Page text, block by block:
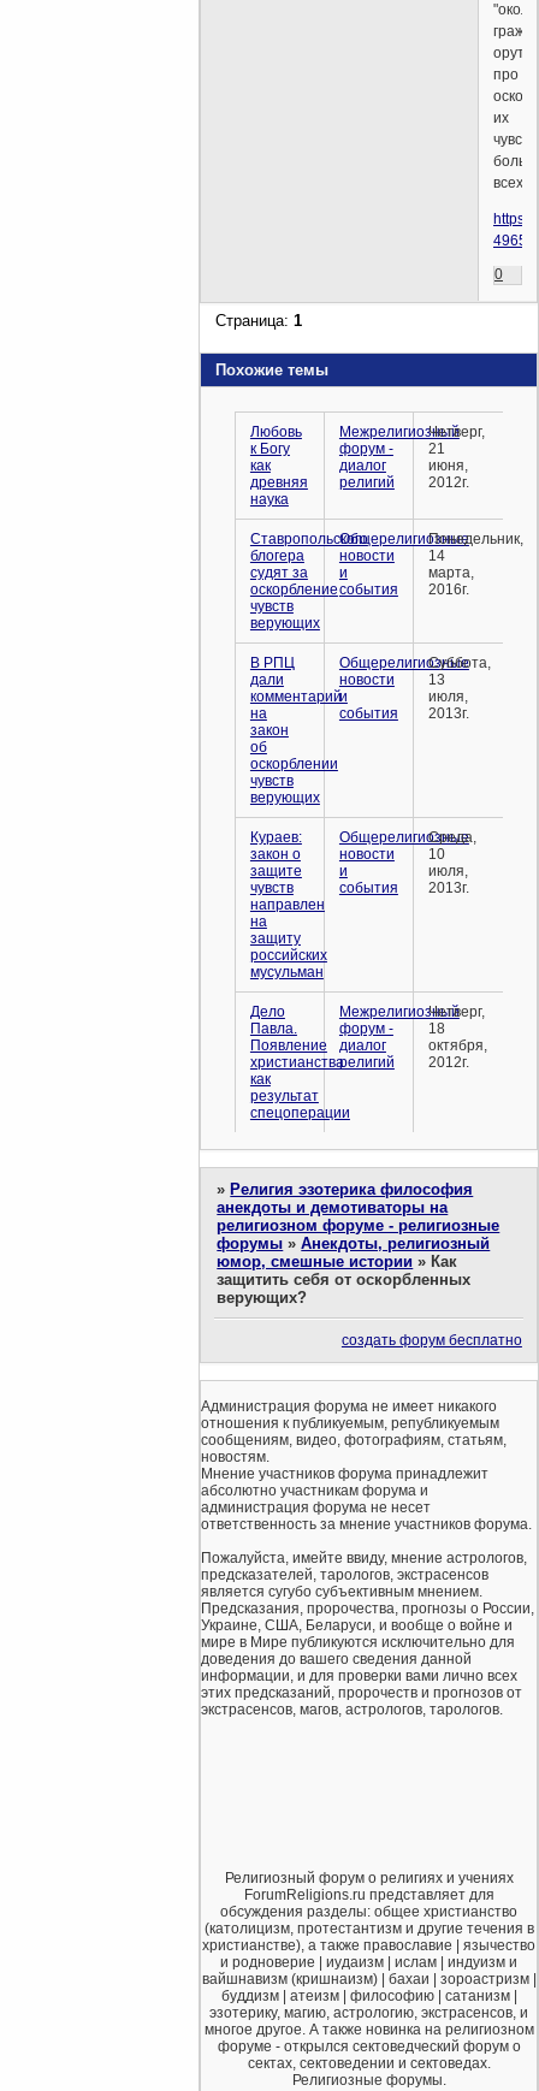
орут
про
их
чувств
всех.
0
Страница:1
Похожие темы
Любовь
к Богу
как
древняя
наука
Межрелигиозный
форум -
диалог
религий
Четверг,
21
июня,
2012г.
Ставропольского
блогера
судят за
оскорбление
чувств
верующих
Общерелигиозные
новости
и
события
Понедельник,
14
марта,
2016г.
В РПЦ
дали
комментарий
на
закон
об
оскорблении
чувств
верующих
Общерелигиозные
новости
и
события
Суббота,
13
июля,
2013г.
Кураев:
закон о
защите
чувств
направлен
на
защиту
российских
мусульман
Общерелигиозные
новости
и
события
Среда,
10
июля,
2013г.
Дело
Павла.
Появление
христианства
как
результат
спецоперации
Межрелигиозный
форум -
диалог
религий
Четверг,
18
октября,
2012г.
» Религия эзотерика философия
анекдоты и демотиваторы на
религиозном форуме - религиозные
форумы »Анекдоты, религиозный
юмор, смешные истории » Как
защитить себя от оскорбленных
верующих?
создать форум бесплатно
Администрация форума не имеет никакого
отношения к публикуемым, републикуемым
сообщениям, видео, фотографиям, статьям,
новостям.
Мнение участников форума принадлежит
абсолютно участникам форума и
администрация форума не несет
ответственность за мнение участников форума.
Пожалуйста, имейте ввиду, мнение астрологов,
предсказателей, тарологов, экстрасенсов
является сугубо субъективным мнением.
Предсказания, пророчества, прогнозы о России,
Украине, США, Беларуси, и вообще о войне и
мире в Мире публикуются исключительно для
доведения до вашего сведения данной
информации, и для проверки вами лично всех
этих предсказаний, пророчеств и прогнозов от
экстрасенсов, магов, астрологов, тарологов.
Религиозный форум о религиях и учениях
ForumReligions.ru представляет для
обсуждения разделы: общее христианство
(католицизм, протестантизм и другие течения в
христианстве), а также православие | язычество
и родноверие | иудаизм | ислам | индуизм и
вайшнавизм (кришнаизм) | бахаи | зороастризм |
буддизм | атеизм | философию | сатанизм |
эзотерику, магию, астрологию, экстрасенсов, и
многое другое. А также новинка на религиозном
форуме - открылся сектоведческий форум о
сектах, сектоведении и сектоведах.
Религиозные форумы.